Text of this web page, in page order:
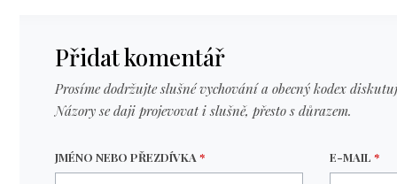
Přidat komentář
Prosíme dodržujte slušné vychování a obecný kodex
Názory se daji projevovat i slušně, přesto s důrazem.
JMÉNO NEBO PŘEZDÍVKA* E-MAIL*